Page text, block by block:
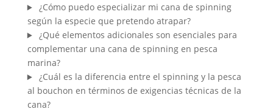
¿Cómo puedo especializar mi cana de spinning
según la especie que pretendo atrapar?
¿Qué elementos adicionales son esenciales para
complementar una cana de spinning en pesca
marina?
¿Cuál es la diferencia entre el spinning y la pesca
al bouchon en términos de exigencias técnicas de la
cana?